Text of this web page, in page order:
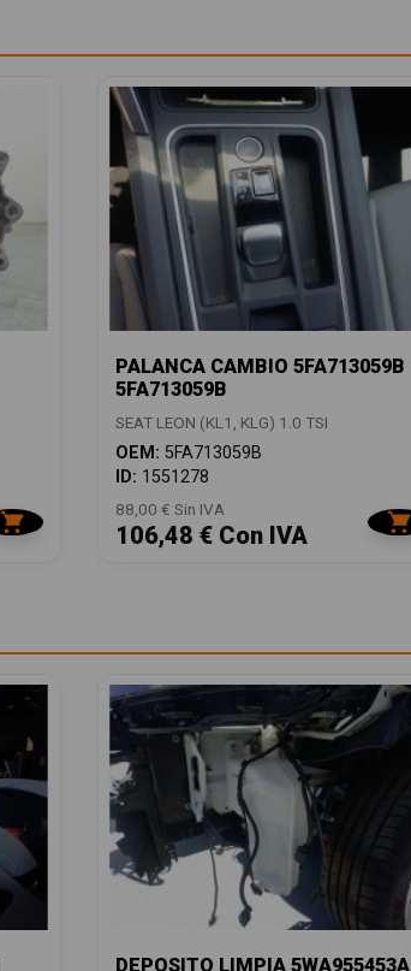
PALANCA CAMBIO 5FA713059B
5FA713059B
SEAT LEON (KL1, KLG) 1.0 TSI
OEM: 5FA713059B
ID: 1551278
88,00 € Sin IVA
106,48 € Con IVA
DEPOSITO LIMPIA 5WA955453A